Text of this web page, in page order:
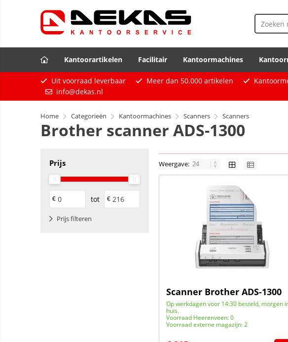
Kantoorartikelen Facilitair Kantoormachines
Uit voorraad leverbaar Meer dan 50.000 artikelen
info@dekas.nl
Home Categorieën Kantoormachines Scanners Scanners
Brother scanner ADS-1300
Prijs
€ tot €
Prijs filteren
Weergave:
Scanner Brother ADS-1300
Op werkdagen voor 14:30 besteld, morgen
huis.
Voorraad Heerenveen: 0
Voorraad externe magazijn: 2